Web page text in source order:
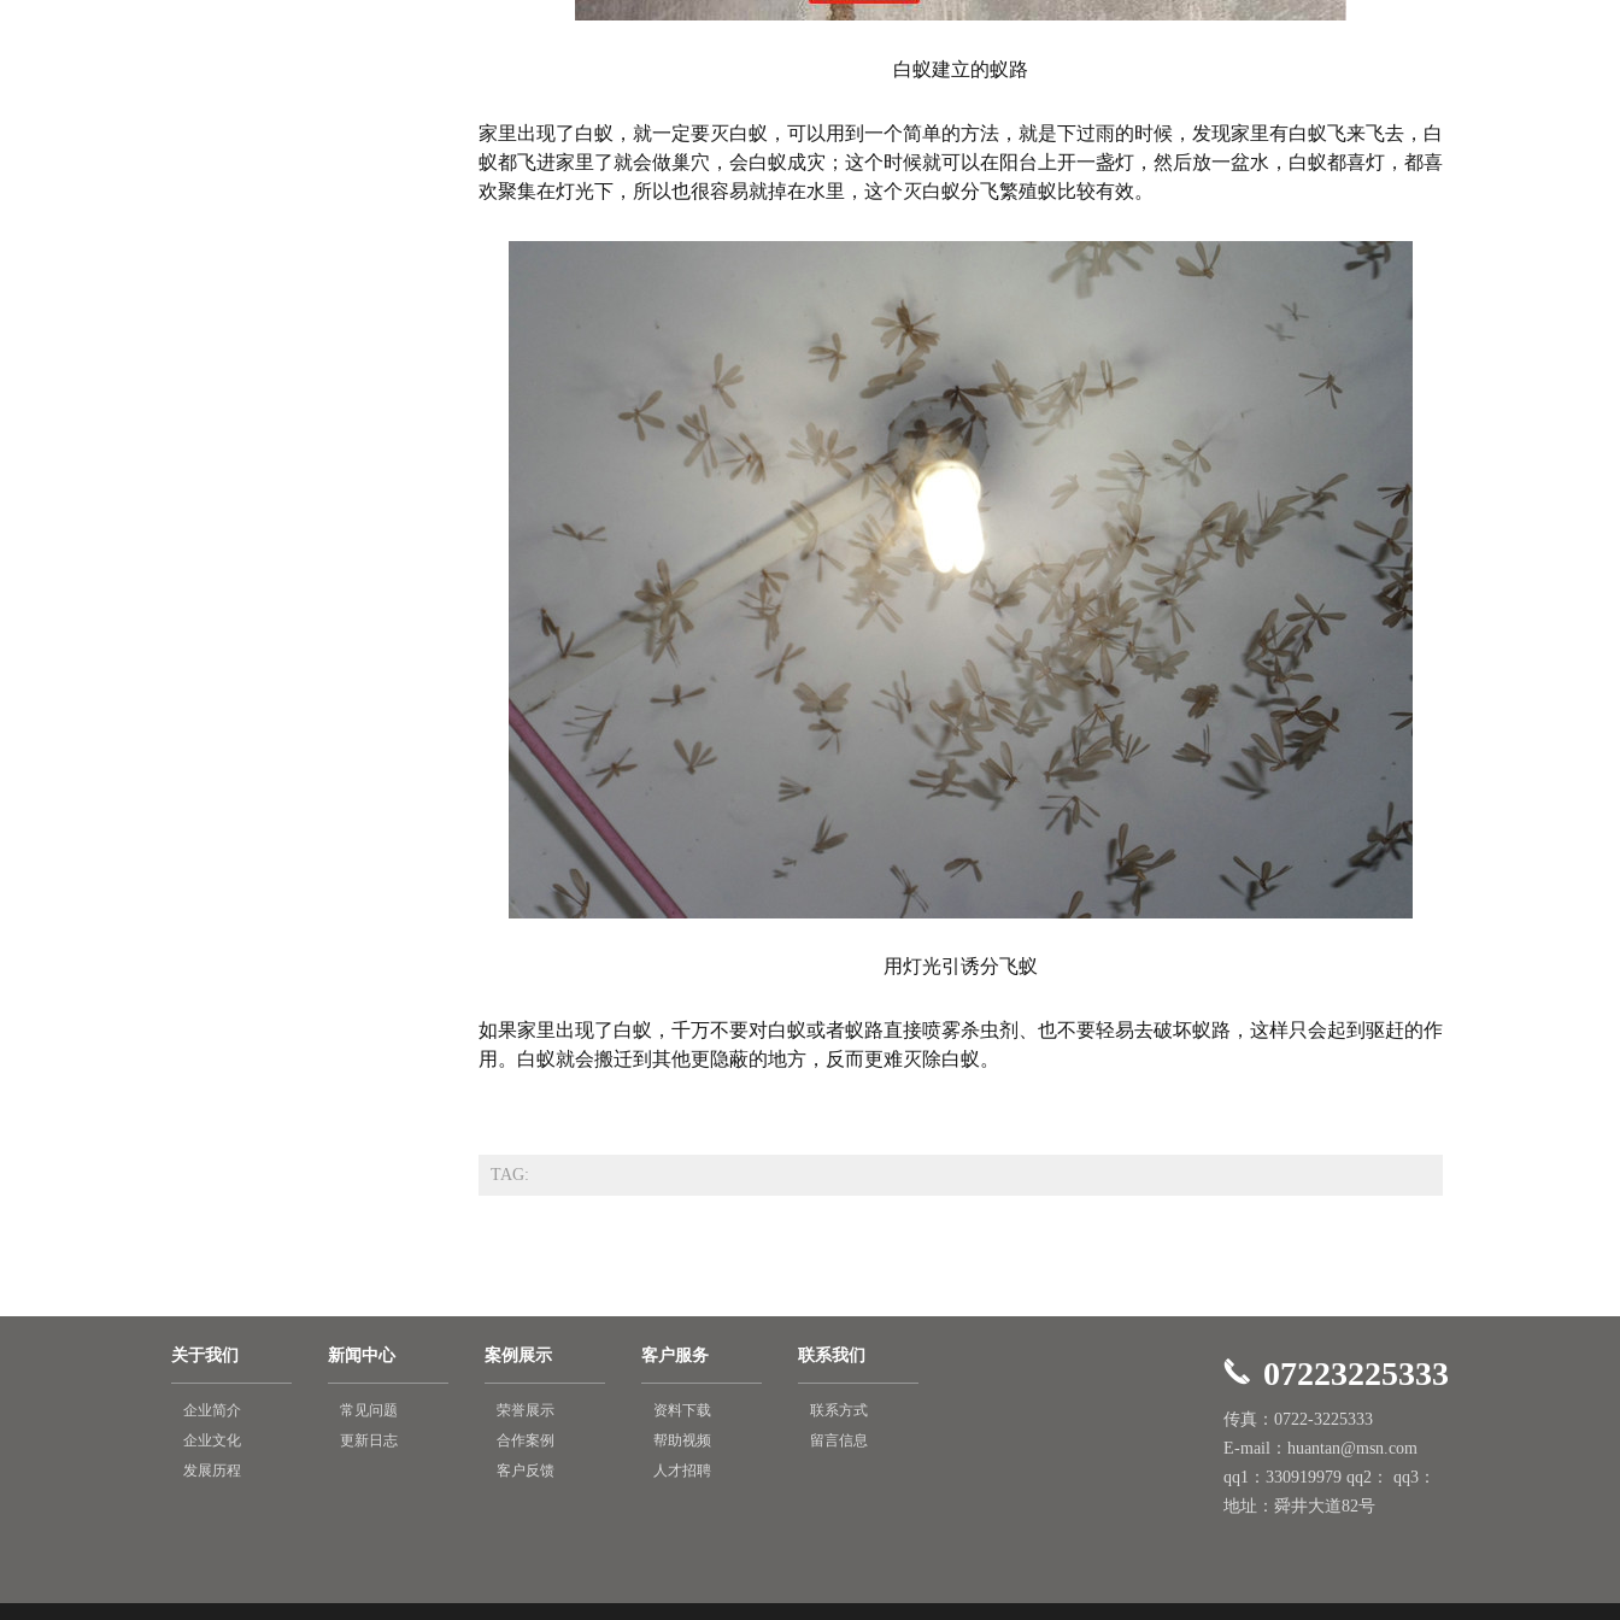
白蚁建立的蚁路
家里出现了白蚁，就一定要灭白蚁，可以用到一个简单的方法，就是下过雨的时候，发现家里有白蚁飞来飞去，白
蚁都飞进家里了就会做巢穴，会白蚁成灾；这个时候就可以在阳台上开一盏灯，然后放一盆水，白蚁都喜灯，都喜
欢聚集在灯光下，所以也很容易就掉在水里，这个灭白蚁分飞繁殖蚁比较有效。
用灯光引诱分飞蚁
如果家里出现了白蚁，千万不要对白蚁或者蚁路直接喷雾杀虫剂、也不要轻易去破坏蚁路，这样只会起到驱赶的作
用。白蚁就会搬迁到其他更隐蔽的地方，反而更难灭除白蚁。
TAG:
关于我们
企业简介
企业文化
发展历程
新闻中心
常见问题
更新日志
案例展示
荣誉展示
合作案例
客户反馈
客户服务
资料下载
帮助视频
人才招聘
联系我们
联系方式
留言信息
07223225333
传真：0722-3225333
E-mail：huantan@msn.com
qq1：330919979 qq2： qq3：
地址：舜井大道82号